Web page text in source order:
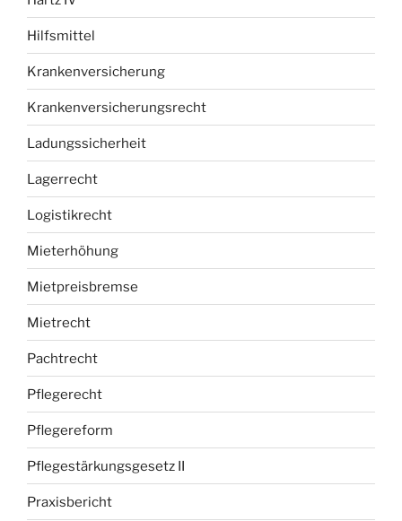
Hilfsmittel
Krankenversicherung
Krankenversicherungsrecht
Ladungssicherheit
Lagerrecht
Logistikrecht
Mieterhöhung
Mietpreisbremse
Mietrecht
Pachtrecht
Pflegerecht
Pflegereform
Pflegestärkungsgesetz II
Praxisbericht